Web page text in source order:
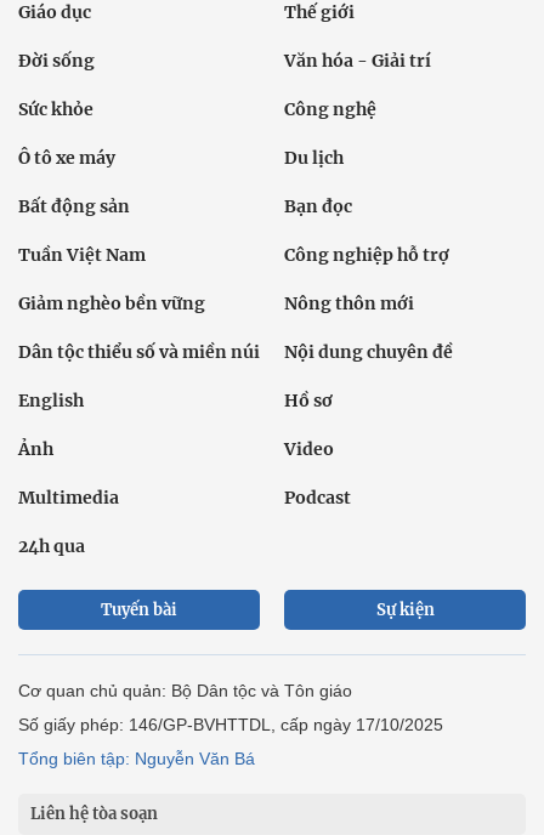
Giáo dục Thế giới
Đời sống Văn hóa - Giải trí
Sức khỏe Công nghệ
Ô tô xe máy Du lịch
Bất động sản Bạn đọc
Tuần Việt Nam Công nghiệp hỗ trợ
Giảm nghèo bền vững Nông thôn mới
Dân tộc thiểu số và miền núi Nội dung chuyên đề
English Hồ sơ
Ảnh Video
Multimedia Podcast
24h qua
Tuyến bài Sự kiện
Cơ quan chủ quản: Bộ Dân tộc và Tôn giáo
Số giấy phép: 146/GP-BVHTTDL, cấp ngày 17/10/2025
Tổng biên tập: Nguyễn Văn Bá
Liên hệ tòa soạn